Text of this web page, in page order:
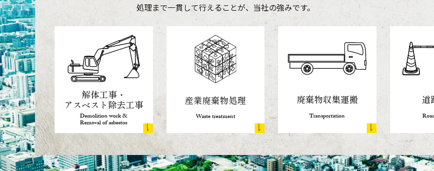
処理まで一貫して行えることが、当社の強みです。
解体工事・
アスベスト除去工事
Demolition work &
Removal of asbestos
産業廃棄物処理
Waste treatment
廃棄物収集運搬
Transportation
道